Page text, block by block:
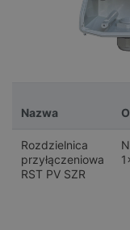
Nazwa
Rozdzielnica
przyłączeniowa
RST PV SZR